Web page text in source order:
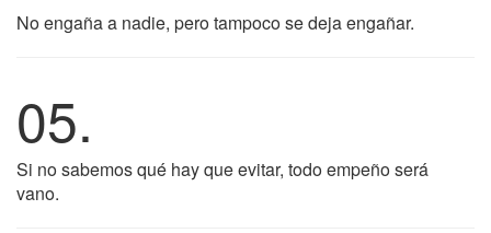
No engaña a nadie, pero tampoco se deja engañar.
05.
Si no sabemos qué hay que evitar, todo empeño será
vano.